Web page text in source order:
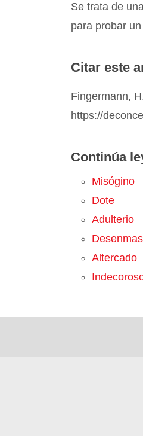
Se trata de
para probar
Citar este
Fingermann,
https://
Continúa
Misógino
Dote
Adulterio
Altercado